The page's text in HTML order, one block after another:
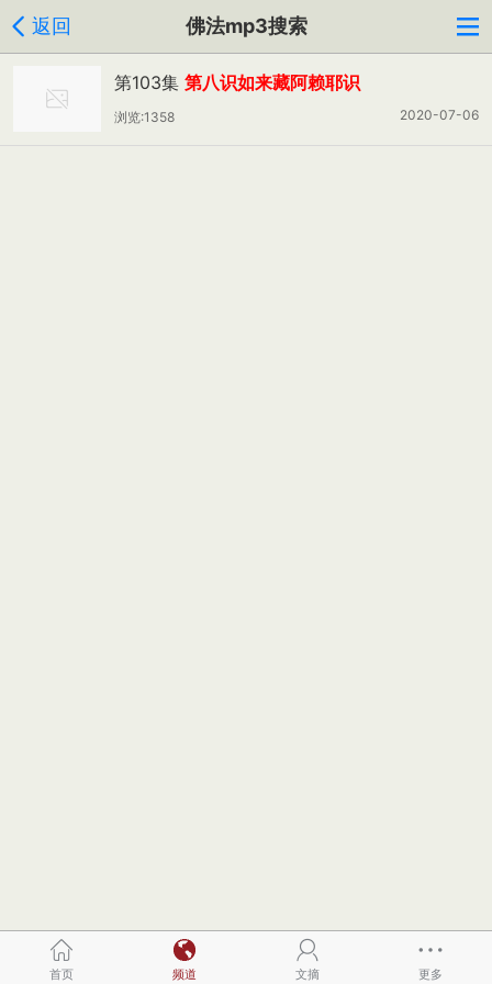
返回 佛法mp3搜索
第103集 第八识如来藏阿赖耶识
2020-07-06
浏览:1358
首页 频道 文摘 更多